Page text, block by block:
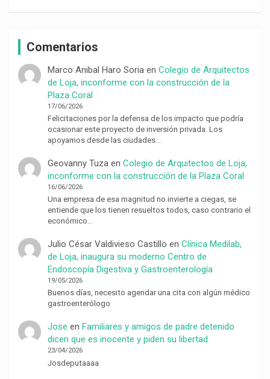
Comentarios
Marco Anibal Haro Soria en Colegio de Arquitectos
de Loja, inconforme con la construcción de la
Plaza Coral
17/06/2026
Felicitaciones por la defensa de los impacto que podría
ocasionar este proyecto de inversión privada. Los
apoyamos desde las ciudades…
Geovanny Tuzaen Colegio de Arquitectos de Loja,
inconforme con la construcción de la Plaza Coral
16/06/2026
Una empresa de esa magnitud no invierte a ciegas, se
entiende que los tienen resueltos todos, caso contrario el
económico…
Julio César Valdivieso Castillo en Clínica Medilab,
de Loja, inaugura su moderno Centro de
Endoscopía Digestiva y Gastroenterología
19/05/2026
Buenos días, necesito agendar una cita con algún médico
gastroenterólogo
Jose en Familiares y amigos de padre detenido
dicen que es inocente y piden su libertad
23/04/2026
Josdeputaaaa